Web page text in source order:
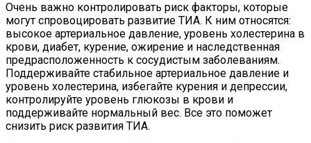
Очень важно контролировать риск факторы, которые
могут спровоцировать развитие ТИА. К ним относятся:
высокое артериальное давление, уровень холестерина в
крови, диабет, курение, ожирение и наследственная
предрасположенность к сосудистым заболеваниям.
Поддерживайте стабильное артериальное давление и
уровень холестерина, избегайте курения и депрессии,
контролируйте уровень глюкозы в крови и
поддерживайте нормальный вес. Все это поможет
снизить риск развития ТИА.